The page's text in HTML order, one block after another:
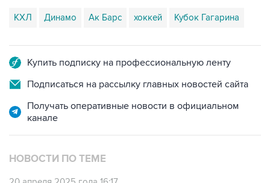
КХЛ Динамо Ак Барс хоккей Кубок Гагарина
Купить подписку на профессиональную ленту
Подписаться на рассылку главных новостей сайта
Получать оперативные новости в официальном
канале
НОВОСТИ ПО ТЕМЕ